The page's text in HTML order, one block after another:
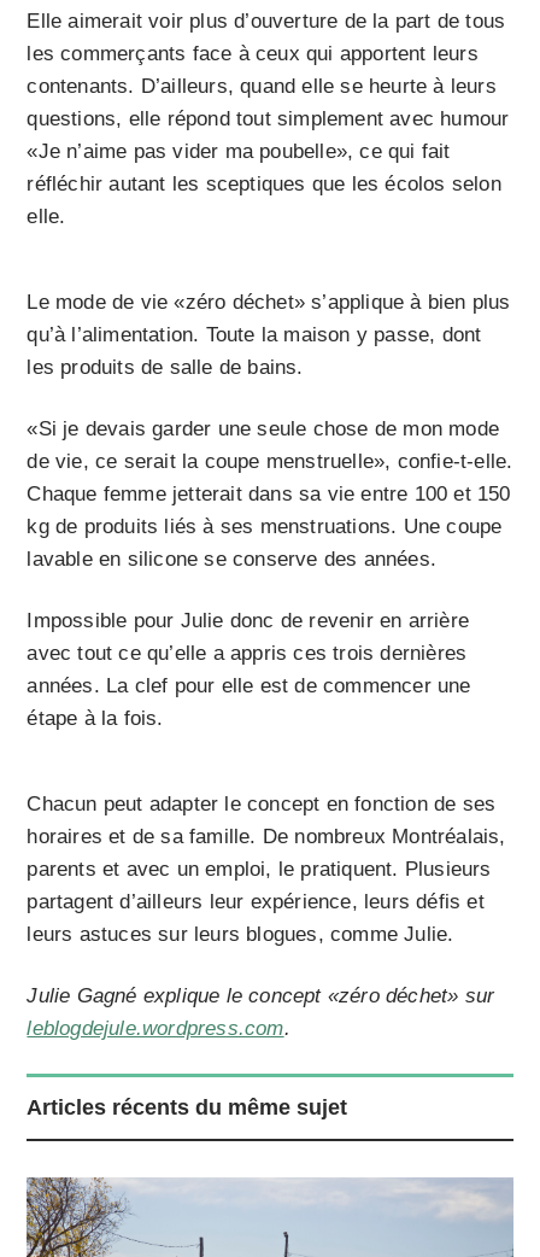
Elle aimerait voir plus d’ouverture de la part de tous
les commerçants face à ceux qui apportent leurs
contenants. D’ailleurs, quand elle se heurte à leurs
questions, elle répond tout simplement avec humour
«Je n’aime pas vider ma poubelle», ce qui fait
réfléchir autant les sceptiques que les écolos selon
elle.
Le mode de vie «zéro déchet» s’applique à bien plus
qu’à l’alimentation. Toute la maison y passe, dont
les produits de salle de bains.
«Si je devais garder une seule chose de mon mode
de vie, ce serait la coupe menstruelle», confie-t-elle.
Chaque femme jetterait dans sa vie entre 100 et 150
kg de produits liés à ses menstruations. Une coupe
lavable en silicone se conserve des années.
Impossible pour Julie donc de revenir en arrière
avec tout ce qu’elle a appris ces trois dernières
années. La clef pour elle est de commencer une
étape à la fois.
Chacun peut adapter le concept en fonction de ses
horaires et de sa famille. De nombreux Montréalais,
parents et avec un emploi, le pratiquent. Plusieurs
partagent d’ailleurs leur expérience, leurs défis et
leurs astuces sur leurs blogues, comme Julie.
Julie Gagné explique le concept «zéro déchet» sur
leblogdejule.wordpress.com.
Articles récents du même sujet